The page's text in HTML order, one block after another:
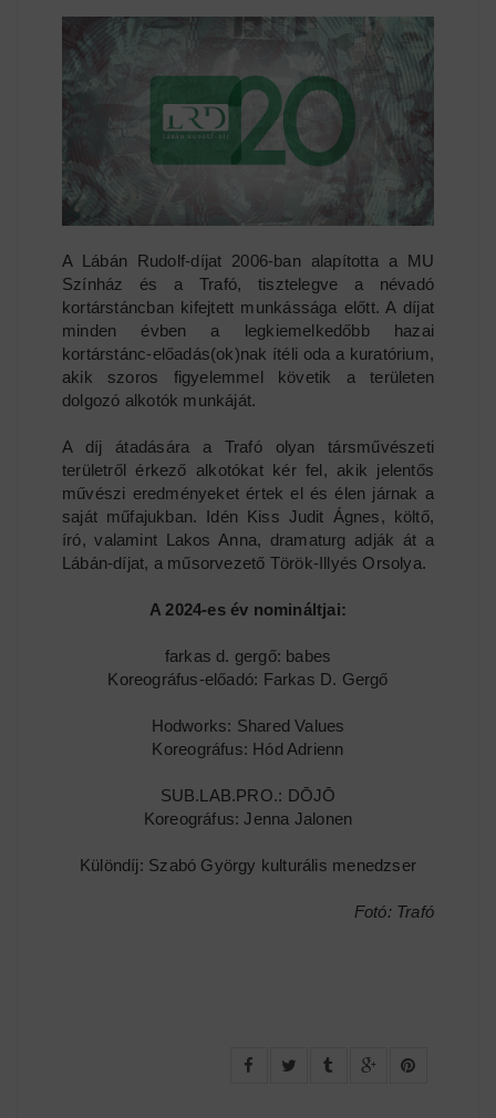
A Lábán Rudolf-díjat 2006-ban alapította a MU
Színház és a Trafó, tisztelegve a névadó
kortárstáncban kifejtett munkássága előtt. A díjat
minden évben a legkiemelkedőbb hazai
kortárstánc-előadás(ok)nak ítéli oda a kuratórium,
akik szoros figyelemmel követik a területen
dolgozó alkotók munkáját.
A díj átadására a Trafó olyan társművészeti
területről érkező alkotókat kér fel, akik jelentős
művészi eredményeket értek el és élen járnak a
saját műfajukban. Idén Kiss Judit Ágnes, költő,
író, valamint Lakos Anna, dramaturg adják át a
Lábán-díjat, a műsorvezető Török-Illyés Orsolya.
A 2024-es év nomináltjai:
farkas d. gergő: babes
Koreográfus-előadó: Farkas D. Gergő
Hodworks: Shared Values
Koreográfus: Hód Adrienn
SUB.LAB.PRO.: DŌJŌ
Koreográfus: Jenna Jalonen
Különdíj: Szabó György kulturális menedzser
Fotó: Trafó